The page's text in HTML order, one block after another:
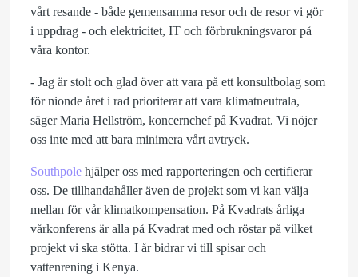
vårt resande - både gemensamma resor och de resor vi gör
i uppdrag - och elektricitet, IT och förbrukningsvaror på
våra kontor.
- Jag är stolt och glad över att vara på ett konsultbolag som
för nionde året i rad prioriterar att vara klimatneutrala,
säger Maria Hellström, koncernchef på Kvadrat. Vi nöjer
oss inte med att bara minimera vårt avtryck.
Southpole hjälper oss med rapporteringen och certifierar
oss. De tillhandahåller även de projekt som vi kan välja
mellan för vår klimatkompensation. På Kvadrats årliga
vårkonferens är alla på Kvadrat med och röstar på vilket
projekt vi ska stötta. I år bidrar vi till spisar och
vattenrening i Kenya.